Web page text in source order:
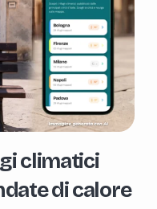
climatici
di calore